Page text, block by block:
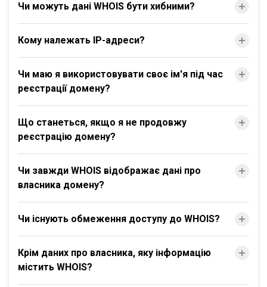
Чи можуть дані WHOIS бути хибними?
Кому належать IP-адреси?
Чи маю я використовувати своє ім'я під час
реєстрації домену?
Що станеться, якщо я не продовжу
реєстрацію домену?
Чи завжди WHOIS відображає дані про
власника домену?
Чи існують обмеження доступу до WHOIS?
Крім даних про власника, яку інформацію
містить WHOIS?